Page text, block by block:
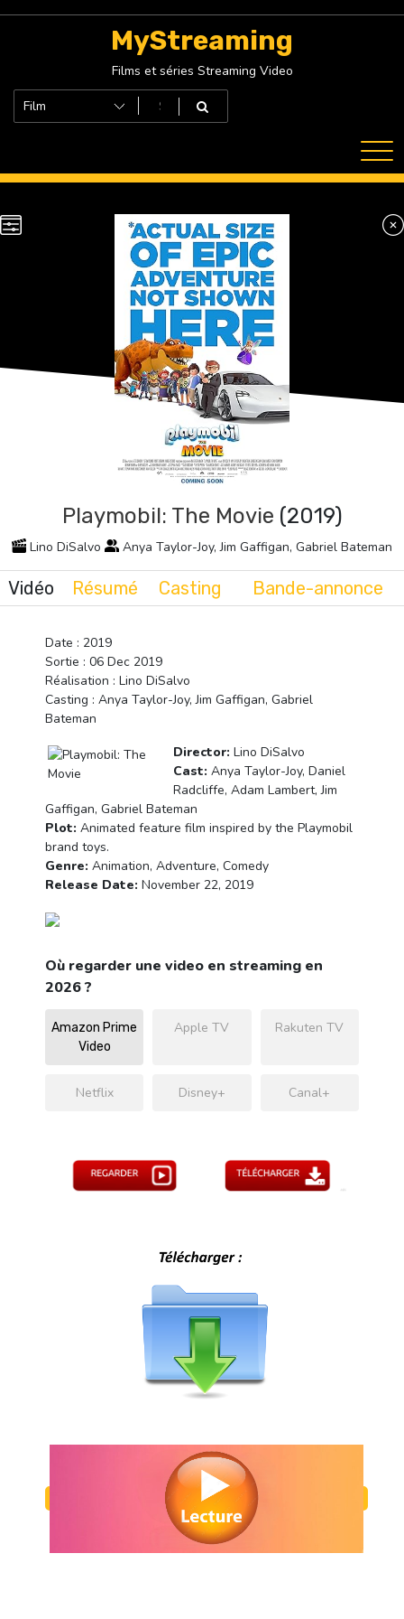
MyStreaming
Films et séries Streaming Video
Playmobil: The Movie (2019)
Lino DiSalvo Anya Taylor-Joy, Jim Gaffigan, Gabriel Bateman
Vidéo Résumé Casting Bande-annonce
Date : 2019
Sortie : 06 Dec 2019
Réalisation : Lino DiSalvo
Casting : Anya Taylor-Joy, Jim Gaffigan, Gabriel
Bateman
Director: Lino DiSalvo
Cast: Anya Taylor-Joy, Daniel
Radcliffe, Adam Lambert, Jim
Gaffigan, Gabriel Bateman
Plot: Animated feature film inspired by the Playmobil
brand toys.
Genre: Animation, Adventure, Comedy
Release Date: November 22, 2019
Où regarder une video en streaming en
2026 ?
Amazon Prime
Video
Apple TV Rakuten TV
Netflix Disney+ Canal+